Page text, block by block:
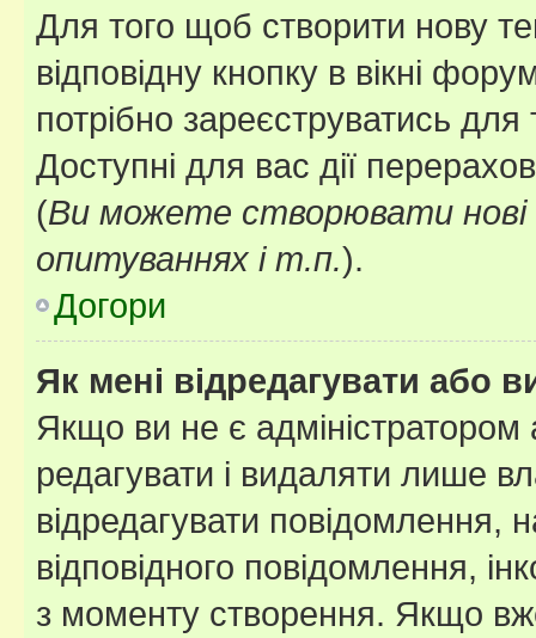
Для того щоб створити нову
відповідну кнопку в вікні
потрібно зареєструватись
Доступні для вас дії
(Ви можете створювати
опитуваннях і т.п.).
Догори
Як мені відредагувати або
Якщо ви не є
редагувати і видаляти лише
відредагувати повідомлення,
відповідного повідомлення,
з моменту створення. Якщо